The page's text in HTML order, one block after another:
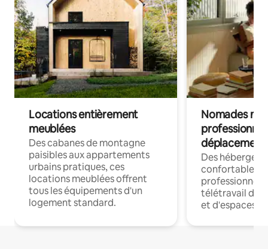
Locations entièrement
meublées
Des cabanes de montagne
paisibles aux appartements
urbains pratiques, ces
locations meublées offrent
tous les équipements d'un
logement standard.
Nomades
déplacement
Des
confortables
professionnels
télétravail
et d'espaces